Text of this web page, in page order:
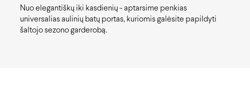
Nuo elegantiškų iki kasdienių - aptarsime penkias
universalias aulinių batų portas, kuriomis galėsite papildyti
šaltojo sezono garderobą.